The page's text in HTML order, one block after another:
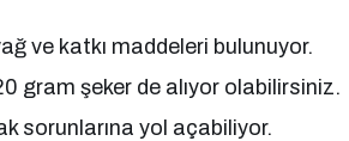
ve katkı maddeleri bulunuyor.
gram şeker de alıyor olabilirsiniz.
sorunlarına yol açabiliyor.